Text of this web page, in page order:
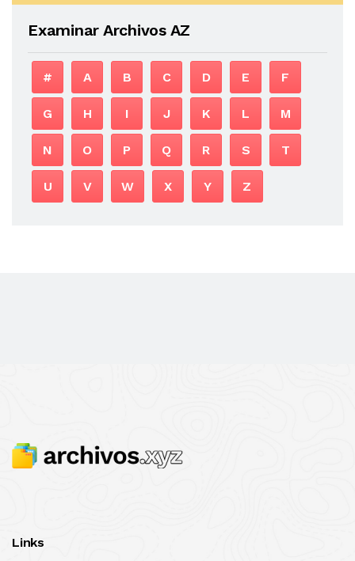
Examinar Archivos AZ
# A B C D E F
G H I J K L M
N O P Q R S T
U V W X Y Z
Links